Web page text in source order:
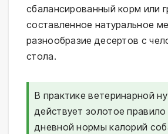
сбалансированный корм или
составленное натуральное
разнообразие десертов с
стола.
В практике ветеринарной
действует золотое
дневной нормы калорий